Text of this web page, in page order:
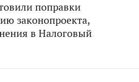
поправки
законопроекта,
в Налоговый